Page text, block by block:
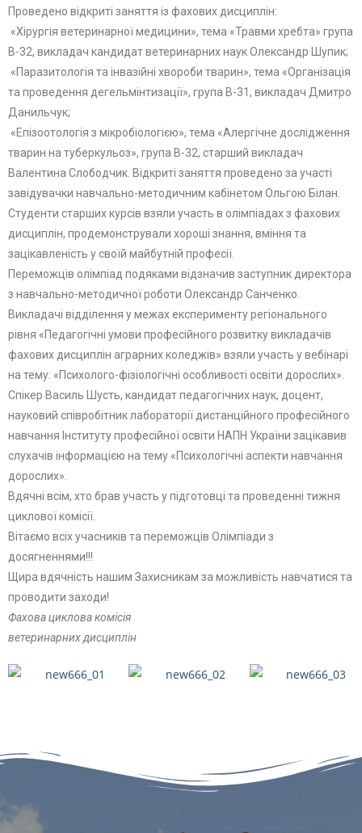
Проведено відкриті заняття із фахових дисциплін:
«Хірургія ветеринарної медицини», тема «Травми хребта» група
В-32, викладач кандидат ветеринарних наук Олександр Шупик;
«Паразитологія та інвазійні хвороби тварин», тема «Організація
та проведення дегельмінтизації», група В-31, викладач Дмитро
Данильчук;
«Епізоотологія з мікробіологією», тема «Алергічне дослідження
тварин на туберкульоз», група В-32, старший викладач
Валентина Слободчик. Відкриті заняття проведено за участі
завідувачки навчально-методичним кабінетом Ольгою Білан.
Студенти старших курсів взяли участь в олімпіадах з фахових
дисциплін, продемонстрували хороші знання, вміння та
зацікавленість у своїй майбутній професії.
Переможців олімпіад подяками відзначив заступник директора
з навчально-методичної роботи Олександр Санченко.
Викладачі відділення у межах експерименту регіонального
рівня «Педагогічні умови професійного розвитку викладачів
фахових дисциплін аграрних коледжів» взяли участь у вебінарі
на тему: «Психолого-фізіологічні особливості освіти дорослих».
Спікер Василь Шусть, кандидат педагогічних наук, доцент,
науковий співробітник лабораторії дистанційного професійного
навчання Інституту професійної освіти НАПН України зацікавив
слухачів інформацією на тему «Психологічні аспекти навчання
дорослих».
Вдячні всім, хто брав участь у підготовці та проведенні тижня
циклової комісії.
Вітаємо всіх учасників та переможців Олімпіади з
досягненнями!!!
Щира вдячність нашим Захисникам за можливість навчатися та
проводити заходи!
Фахова циклова комісія
ветеринарних дисциплін